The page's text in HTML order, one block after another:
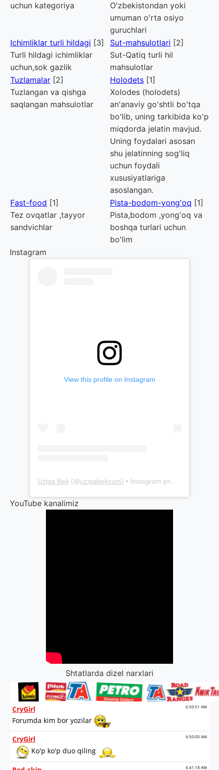
uchun kategoriya
O'zbekistondan yoki
umuman o'rta osiyo
guruchlari
Ichimliklar turli hildagi [3]
Turli hildagi ichimliklar
uchun,sok gazlik
Sut-mahsulotlari [2]
Sut-Qatiq turli hil
mahsulotlar
Tuzlamalar [2]
Tuzlangan va qishga
saqlangan mahsulotlar
Holodets [1]
Xolodes (holodets)
an'anaviy go'shtli bo'tqa
bo'lib, uning tarkibida ko'p
miqdorda jelatin mavjud.
Uning foydalari asosan
shu jelatinning sog'liq
uchun foydali
xususiyatlariga
asoslangan.
Fast-food [1]
Tez ovqatlar ,tayyor
sandvichlar
Pista-bodom-yong'oq [1]
Pista,bodom ,yong'oq va
boshqa turlari uchun
bo'lim
Instagram
View this profile on Instagram
Uziga Bek (@uzigabekcom) • Instagram photos and videos
YouTube kanalimiz
Shtatlarda dizel narxlari